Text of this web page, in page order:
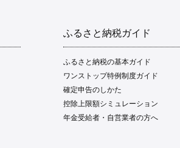
ふるさと納税ガイド
ふるさと納税の基本ガイド
ワンストップ特例制度ガイド
確定申告のしかた
控除上限額シミュレーション
年金受給者・自営業者の方へ